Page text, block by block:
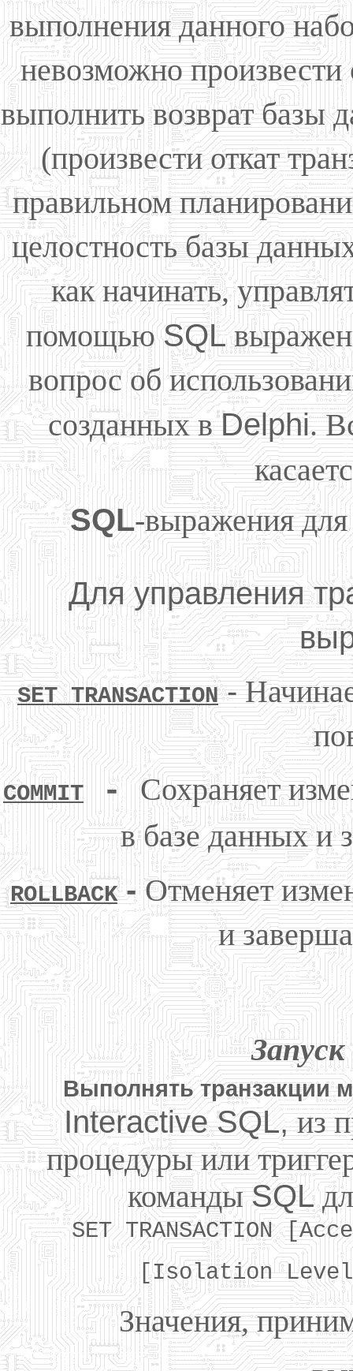
выполнения данного
невозможно
выполнить возврат базы
(произвести откат
правильном
целостность базы
как начинать,
помощьюSQL
вопрос об
созданных вDelphi.
SQL-выражения для
Для управления
SET TRANSACTION-
COMMIT - Сохраняет
в базе данных и
ROLLBACK-Отменяет
и
Выполнять транзакции
Interactive SQL,из
процедуры или
командыSQL
SET TRANSACTION
[Isolation
Значения,